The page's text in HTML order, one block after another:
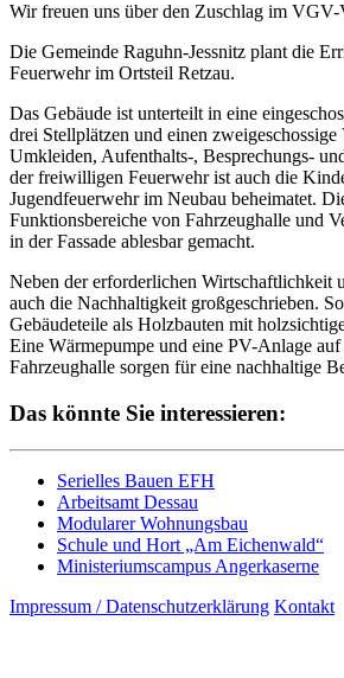
Wir freuen uns über den Zuschlag im VGV-
Die Gemeinde Raguhn-Jessnitz plant die
Feuerwehr im Ortsteil Retzau.
Das Gebäude ist unterteilt in eine
drei Stellplätzen und einen
Umkleiden, Aufenthalts-, Besprechungs-
der freiwilligen Feuerwehr ist auch die
Jugendfeuerwehr im Neubau beheimatet.
Funktionsbereiche von Fahrzeughalle und
in der Fassade ablesbar gemacht.
Neben der erforderlichen Wirtschaftlichkeit
auch die Nachhaltigkeit großgeschrieben.
Gebäudeteile als Holzbauten mit
Eine Wärmepumpe und eine PV-Anlage
Fahrzeughalle sorgen für eine nachhaltige
Das könnte Sie interessieren:
Serielles Bauen EFH
Arbeitsamt Dessau
Modularer Wohnungsbau
Schule und Hort „Am Eichenwald“
Ministeriumscampus Angerkaserne
Impressum / Datenschutzerklärung Kontakt